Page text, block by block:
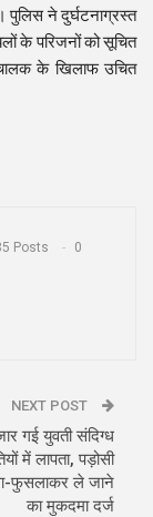
पुलिस ने दुर्घटनाग्रस्त
के परिजनों को सूचित
के खिलाफ उचित
Posts 0
NEXT POST
गई युवती संदिग्ध
में लापता, पड़ोसी
फुसलाकर ले जाने
का मुकदमा दर्ज